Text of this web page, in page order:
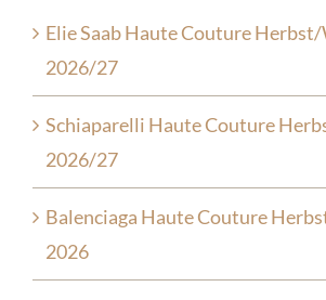
Elie Saab Haute Couture
2026/27
Schiaparelli Haute Couture
2026/27
Balenciaga Haute Couture
2026